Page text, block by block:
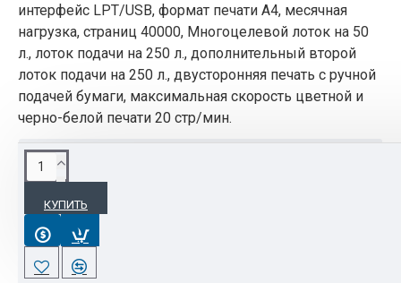
интерфейс LPT/USB, формат печати A4, месячная
нагрузка, страниц 40000, Многоцелевой лоток на 50
л., лоток подачи на 250 л., дополнительный второй
лоток подачи на 250 л., двусторонняя печать с ручной
подачей бумаги, максимальная cкорость цветной и
черно-белой печати 20 стр/мин.
КУПИТЬ
ОПИСАНИЕ
Воспользуйтесь преимуществами нового поколения
тонеровHP
3600. Произведите впечатление посредством четких,
цветных текстов и реалистичных изображений